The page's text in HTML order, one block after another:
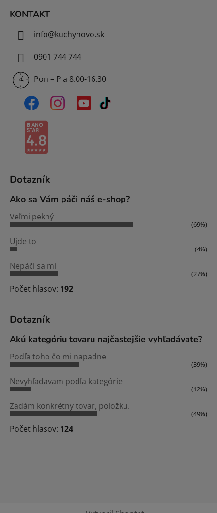
KONTAKT
info@kuchynovo.sk
0901 744 744
Pon – Pia 8:00-16:30
Dotazník
Ako sa Vám páči náš e-shop?
Veľmi pekný
(69%)
Ujde to
(4%)
Nepáči sa mi
(27%)
Počet hlasov: 192
Dotazník
Akú kategóriu tovaru najčastejšie vyhľadávate?
Podľa toho čo mi napadne
(39%)
Nevyhľadávam podľa kategórie
(12%)
Zadám konkrétny tovar, položku.
(49%)
Počet hlasov: 124